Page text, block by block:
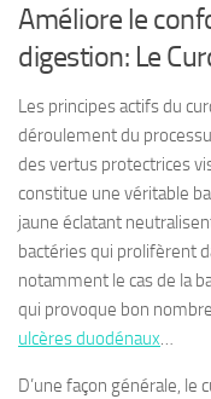
Améliore le
digestion: Le
Les principes actifs du
déroulement du
des vertus protectrices
constitue une véritable
jaune éclatant
bactéries qui prolifèrent
notamment le cas de la
qui provoque bon
ulcères duodénaux…
D’une façon générale, le